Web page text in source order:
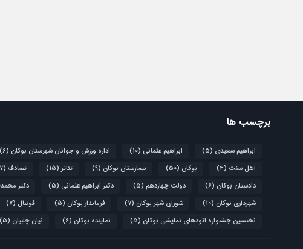
برچسب ها
ابراهیم سعیدی (5) ابراهیم عثمانی (10) اداره ورزش و جوانان شهرستان بوکان (6)
اهل سنت (4) بوکان (50) بیمارستان بوکان (9) تئاتر (15) تصادف (7)
دادستان بوکان (6) دولت چهاردهم (5) دکتر ابراهیم عثمانی (5) دکتر
شهرداری بوکان (10) شورای شهر بوکان (7) فرماندار بوکان (5) فوتبال (7)
نختسین جشنواره اتودهای نمایشی بوکان (5) نماینده بوکان (6) نیان چلبیان (5)